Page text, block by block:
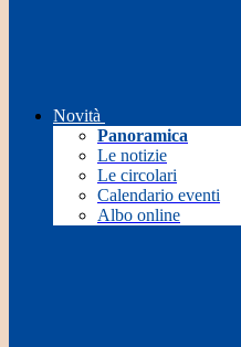
Novità
Panoramica
Le notizie
Le circolari
Calendario eventi
Albo online